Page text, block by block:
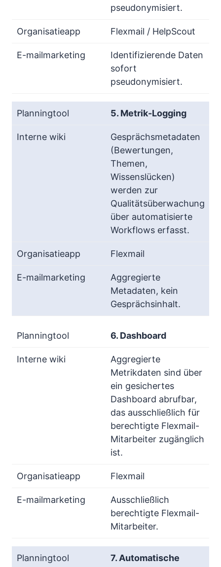
pseudonymisiert.
Flexmail / HelpScout
Identifizierende Daten
sofort
pseudonymisiert.
5. Metrik-Logging
Gesprächsmetadaten
(Bewertungen,
Themen,
Wissenslücken)
werden zur
Qualitätsüberwachung
über automatisierte
Workflows erfasst.
Flexmail
Aggregierte
Metadaten, kein
Gesprächsinhalt.
6. Dashboard
Aggregierte
Metrikdaten sind über
ein gesichertes
Dashboard abrufbar,
das ausschließlich für
berechtigte Flexmail-
Mitarbeiter zugänglich
ist.
Flexmail
Ausschließlich
berechtigte Flexmail-
Mitarbeiter.
7. Automatische